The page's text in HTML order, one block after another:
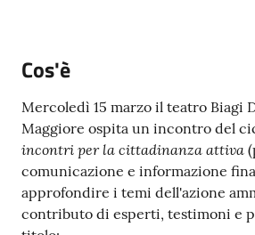
Cos'è
Mercoledì 15 marzo il teatro Biagi
Maggiore ospita un incontro del
incontri per la cittadinanza attiva
comunicazione e informazione
approfondire i temi dell'azione
contributo di esperti, testimoni e